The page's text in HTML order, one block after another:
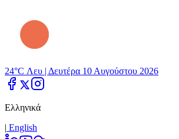
24°C Λευ | Δευτέρα 10 Αυγούστου 2026
Ελληνικά
| Εnglish